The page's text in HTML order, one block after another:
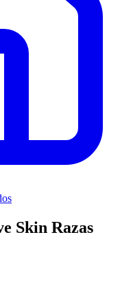
Skin Razas